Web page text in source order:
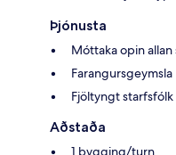
Þjónusta
Móttaka opin
Farangursgeymsla
Fjöltyngt starfsfólk
Aðstaða
1 bygging/turn